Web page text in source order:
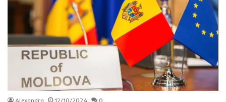
Alexandra 12/10/2024 0